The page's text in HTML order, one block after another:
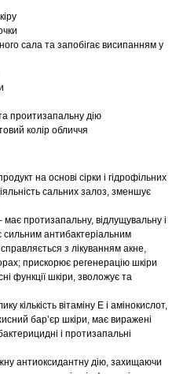
сала та запобігає висипанням у
проитизапальну дію
колір обличчя
на основі сірки і гідрофільних
сальних залоз, зменшує
має протизапальну, відлущувальну і
сильним антибактеріальним
з лікуванням акне,
прискорює регенерацію шкіри
функції шкіри, зволожує та
кількість вітаміну Е і амінокислот,
бар’єр шкіри, має виражені
і протизапальні
антиоксидантну дію, захищаючи